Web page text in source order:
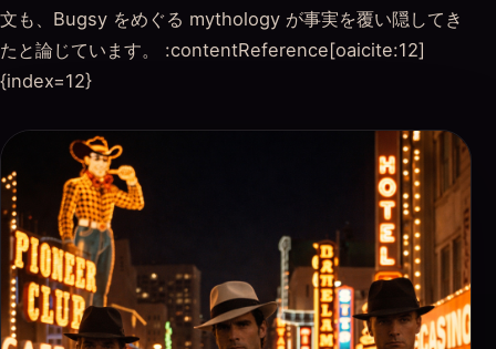
文も、Bugsy をめぐる mythology が事実を覆い隠してき
たと論じています。 :contentReference[oaicite:12]
{index=12}